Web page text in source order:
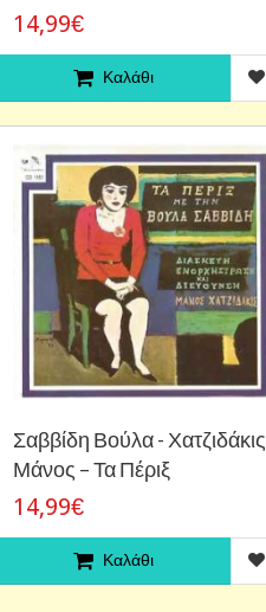
14,99€
Καλάθι
Σαββίδη Βούλα - Χατζιδάκις
‎Μάνος – Τα Πέριξ
14,99€
Καλάθι